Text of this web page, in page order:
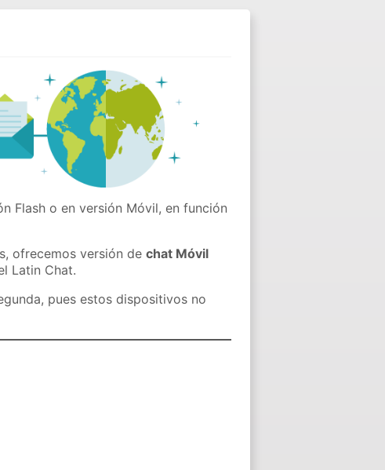
Flash o en versión Móvil, en función
ofrecemos versión dechat Móvil
Latin Chat.
pues estos dispositivos no